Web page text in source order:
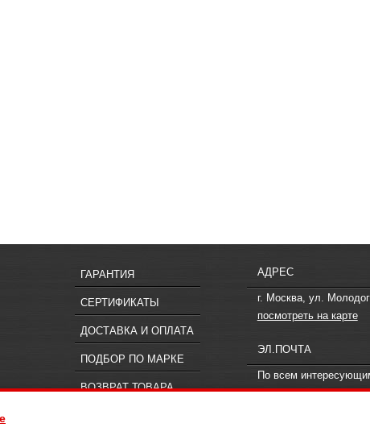
ГАРАНТИЯ
СЕРТИФИКАТЫ
ДОСТАВКА И ОПЛАТА
ПОДБОР ПО МАРКЕ
ВОЗВРАТ ТОВАРА
АДРЕС
г. Москва, ул.
посмотреть на карте
ЭЛ.ПОЧТА
По всем
вопросам пишите
не является публичной офертой, определяемой положениями статьи
менеджерам компании «Offroad.su».